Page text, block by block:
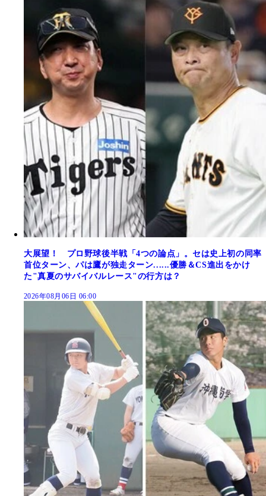
大展望！ プロ野球後半戦「4つの論点」。セは史上初の同率
首位ターン、パは鷹が独走ターン......優勝＆CS進出をかけ
た"真夏のサバイバルレース"の行方は？
2026年08月06日 06:00